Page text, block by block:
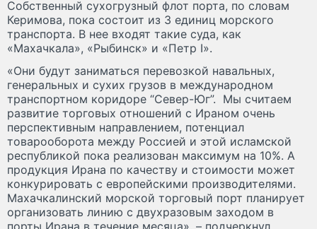
Собственный сухогрузный флот порта, по словам
Керимова, пока состоит из 3 единиц морского
транспорта. В нее входят такие суда, как
«Махачкала», «Рыбинск» и «Петр I».
«Они будут заниматься перевозкой навальных,
генеральных и сухих грузов в международном
транспортном коридоре “Север-Юг”. Мы считаем
развитие торговых отношений с Ираном очень
перспективным направлением, потенциал
товарооборота между Россией и этой исламской
республикой пока реализован максимум на 10%. А
продукция Ирана по качеству и стоимости может
конкурировать с европейскими производителями.
Махачкалинский морской торговый порт планирует
организовать линию с двухразовым заходом в